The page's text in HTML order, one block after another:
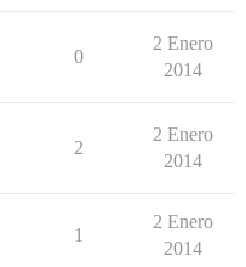
0
2 Enero
2014
2
2 Enero
2014
1
2 Enero
2014